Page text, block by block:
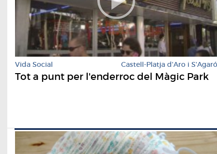
Vida Social Castell-Platja d'Aro i S'Agaró
Tot a punt per l'enderroc del Màgic Park